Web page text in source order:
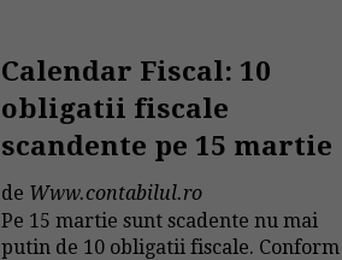
Calendar Fiscal: 10
obligatii fiscale
scandente pe 15 martie
de Www.contabilul.ro
Pe 15 martie sunt scadente nu mai
putin de 10 obligatii fiscale. Conform